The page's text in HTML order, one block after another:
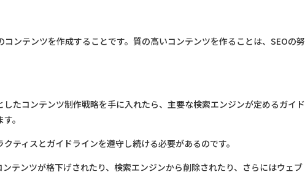
ンテンツを作成することです。質の高いコンテンツを作ることは、SEOの努
たコンテンツ制作戦略を手に入れたら、主要な検索エンジンが定めるガイド
。
ティスとガイドラインを遵守し続ける必要があるのです。
テンツが格下げされたり、検索エンジンから削除されたり、さらにはウェブ